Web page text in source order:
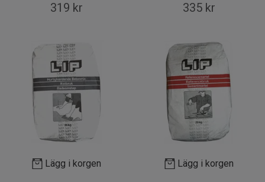
319 kr 335 kr
Lägg i korgen Lägg i korgen